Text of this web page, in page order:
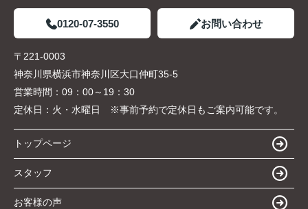
0120-07-3550 お問い合わせ
〒221-0003
神奈川県横浜市神奈川区大口仲町35-5
営業時間： 09：00～19：30
定休日： 火・水曜日 ※事前予約で定休日もご案内可能です。
トップページ
スタッフ
お客様の声